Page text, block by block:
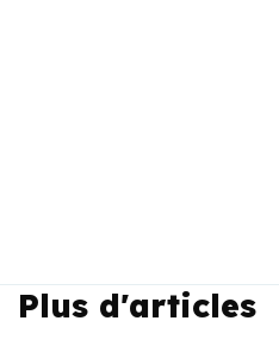
Plus d'articles